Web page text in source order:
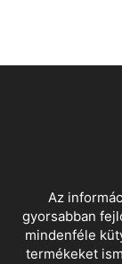
Az
gyorsabban
mindenféle
termékeket